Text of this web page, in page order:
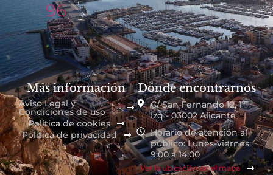
96
Más información
Aviso Legal y
Condiciones de uso
Política de cookies
Política de privacidad
Dónde encontrarnos
C/ San Fernando 12, 1º
Izq - 03002 Alicante
Horario de atención al
público: Lunes-viernes:
9:00 a 14:00
Ver la ubicación en el mapa